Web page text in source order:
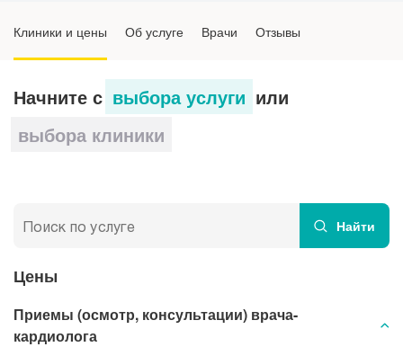
Прием офтальмолога
Прием уролога
Прием хирурга
Клиники и цены Об услуге Врачи Отзывы
Начните с выбора услуги или
выбора клиники
Найти
Цены
Приемы (осмотр, консультации) врача-
кардиолога